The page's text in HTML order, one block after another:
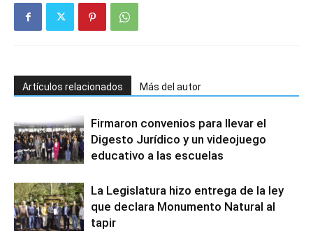
Artículos relacionados Más del autor
Firmaron convenios para llevar el
Digesto Jurídico y un videojuego
educativo a las escuelas
La Legislatura hizo entrega de la ley
que declara Monumento Natural al
tapir